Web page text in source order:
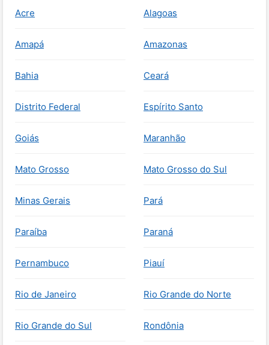
Acre Alagoas
Amapá Amazonas
Bahia Ceará
Distrito Federal Espírito Santo
Goiás Maranhão
Mato Grosso Mato Grosso do Sul
Minas Gerais Pará
Paraíba Paraná
Pernambuco Piauí
Rio de Janeiro Rio Grande do Norte
Rio Grande do Sul Rondônia